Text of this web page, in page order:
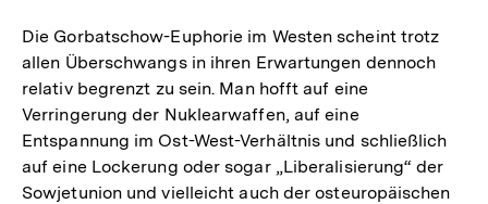
der
Fußnote
Die Gorbatschow-Euphorie im Westen scheint trotz
allen Überschwangs in ihren Erwartungen dennoch
relativ begrenzt zu sein. Man hofft auf eine
Verringerung der Nuklearwaffen, auf eine
Entspannung im Ost-West-Verhältnis und schließlich
auf eine Lockerung oder sogar „Liberalisierung“ der
Sowjetunion und vielleicht auch der osteuropäischen